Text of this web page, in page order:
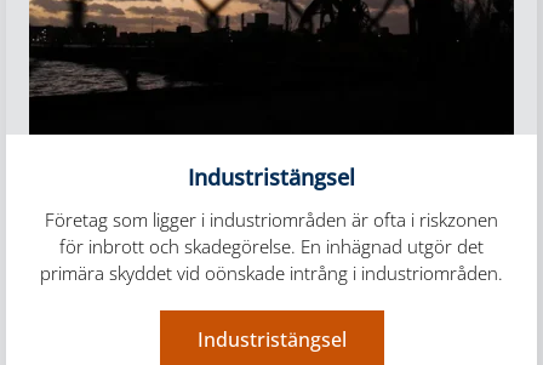
Industristängsel
Företag som ligger i industriområden är ofta i riskzonen
för inbrott och skadegörelse. En inhägnad utgör det
primära skyddet vid oönskade intrång i industriområden.
Industristängsel